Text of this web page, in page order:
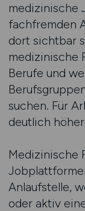
medizinische
fachfremden
dort sichtbar
medizinische
Berufe und
suchen. Für
deutlich
Medizinische
Anlaufstelle,
oder aktiv